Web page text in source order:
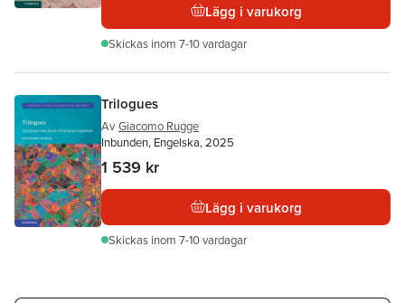
Lägg i varukorg
Skickas inom 7-10 vardagar
Trilogues
Av Giacomo Rugge
Inbunden, Engelska, 2025
1 539 kr
Lägg i varukorg
Skickas inom 7-10 vardagar